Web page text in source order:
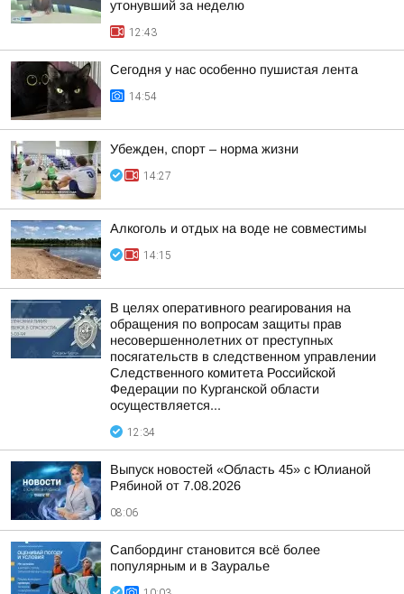
утонувший за неделю
12:43
Сегодня у нас особенно пушистая лента
14:54
Убежден, спорт – норма жизни
14:27
Алкоголь и отдых на воде не совместимы
14:15
В целях оперативного реагирования на
обращения по вопросам защиты прав
несовершеннолетних от преступных
посягательств в следственном управлении
Следственного комитета Российской
Федерации по Курганской области
осуществляется...
12:34
Выпуск новостей «Область 45» с Юлианой
Рябиной от 7.08.2026
08:06
Сапбординг становится всё более
популярным и в Зауралье